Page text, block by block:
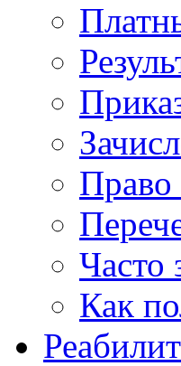
Право
Часто
Как